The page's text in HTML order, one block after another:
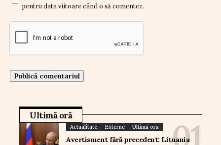
pentru data viitoare când o să comentez.
Ultimă oră
Actualitate Externe Ultimă oră
Avertisment fără precedent: Lituania